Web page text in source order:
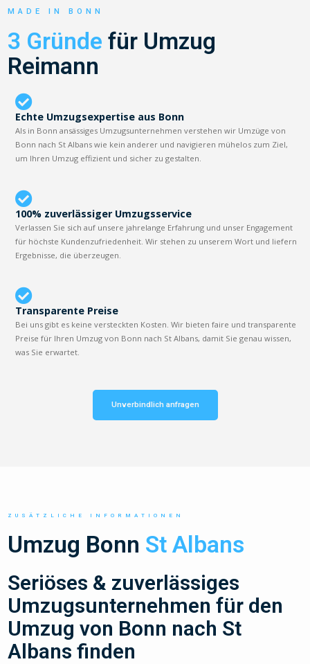
MADE IN BONN
3 Gründe für Umzug
Reimann
Echte Umzugsexpertise aus Bonn
Als in Bonn ansässiges Umzugsunternehmen verstehen wir Umzüge von
Bonn nach St Albans wie kein anderer und navigieren mühelos zum Ziel,
um Ihren Umzug effizient und sicher zu gestalten.
100% zuverlässiger Umzugsservice
Verlassen Sie sich auf unsere jahrelange Erfahrung und unser Engagement
für höchste Kundenzufriedenheit. Wir stehen zu unserem Wort und liefern
Ergebnisse, die überzeugen.
Transparente Preise
Bei uns gibt es keine versteckten Kosten. Wir bieten faire und transparente
Preise für Ihren Umzug von Bonn nach St Albans, damit Sie genau wissen,
was Sie erwartet.
Unverbindlich anfragen
ZUSÄTZLICHE INFORMATIONEN
Umzug Bonn St Albans
Seriöses & zuverlässiges
Umzugsunternehmen für den
Umzug von Bonn nach St
Albans finden